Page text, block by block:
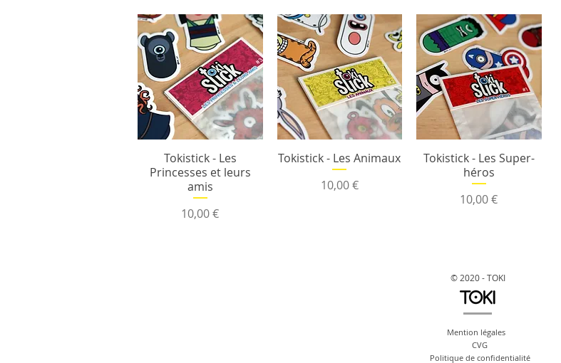
Tokistick - Les
Princesses et leurs
amis
Prix
10,00 €
Tokistick - Les Animaux
Prix
10,00 €
Tokistick - Les Super-
héros
Prix
10,00 €
© 2020 - TOKI
Mention légales
CVG
Politique de confidentialité